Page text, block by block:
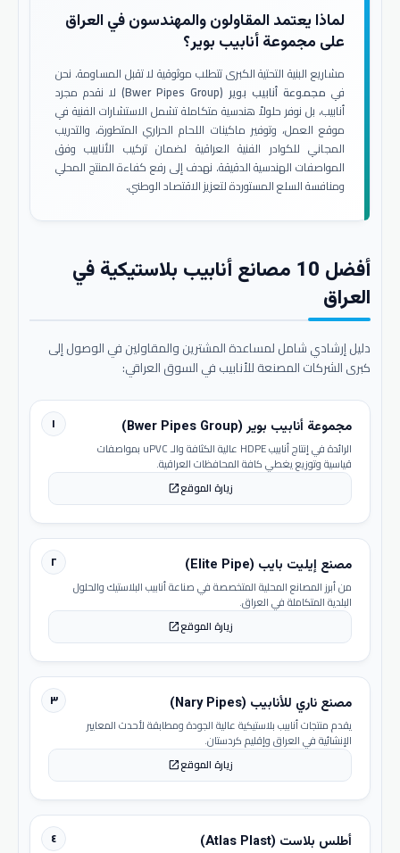
لماذا يعتمد المقاولون والمهندسون في العراق
على مجموعة أنابيب بوير؟
مشاريع البنية التحتية الكبرى تتطلب موثوقية لا تقبل المساومة. نحن
في مجموعة أنابيب بوير (Bwer Pipes Group)
لا نقدم مجرد
أنابيب، بل نوفر حلولاً هندسية متكاملة تشمل الاستشارات الفنية في
موقع العمل، وتوفير ماكينات اللحام الحراري المتطورة، والتدريب
المجاني للكوادر الفنية العراقية لضمان تركيب الأنابيب وفق
المواصفات الهندسية الدقيقة. نهدف إلى رفع كفاءة المنتج المحلي
ومنافسة السلع المستوردة لتعزيز الاقتصاد الوطني.
أفضل 10 مصانع أنابيب بلاستيكية في
العراق
دليل إرشادي شامل لمساعدة المشترين والمقاولين في الوصول إلى
كبرى الشركات المصنعة للأنابيب في السوق العراقي:
١ مجموعة أنابيب بوير (Bwer Pipes Group)
الرائدة في إنتاج أنابيب HDPE عالية الكثافة والـ uPVC بمواصفات
قياسية وتوزيع يغطي كافة المحافظات العراقية.
زيارة الموقعopen_in_new
٢ مصنع إيليت بايب (Elite Pipe)
من أبرز المصانع المحلية المتخصصة في صناعة أنابيب البلاستيك والحلول
البلدية المتكاملة في العراق.
زيارة الموقعopen_in_new
٣ مصنع ناري للأنابيب (Nary Pipes)
يقدم منتجات أنابيب بلاستيكية عالية الجودة ومطابقة لأحدث المعايير
الإنشائية في العراق وإقليم كردستان.
زيارة الموقعopen_in_new
٤ أطلس بلاست (Atlas Plast)